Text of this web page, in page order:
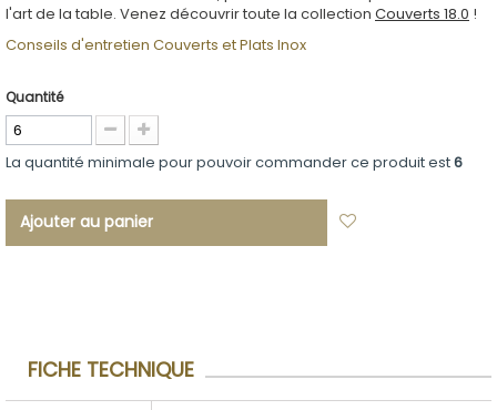
l'art de la table. Venez découvrir toute la collection Couverts 18.0 !
Conseils d'entretien Couverts et Plats Inox
Quantité
La quantité minimale pour pouvoir commander ce produit est6
Ajouter au panier
FICHE TECHNIQUE